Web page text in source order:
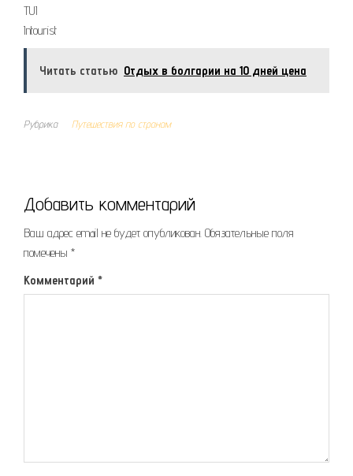
TUI
Intourist
Читать статью Отдых в болгарии на 10 дней цена
Рубрика Путешествия по странам
Добавить комментарий
Ваш адрес email не будет опубликован. Обязательные поля
помечены *
Комментарий *